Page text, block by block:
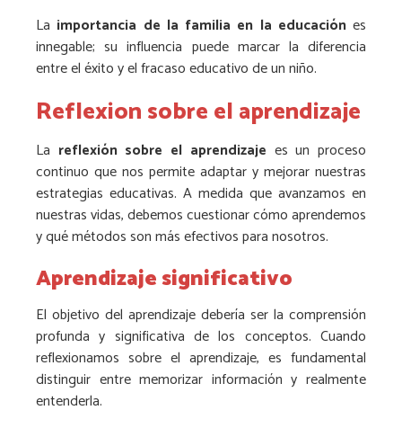
La importancia de la familia en la educaciónes
innegable; su influencia puede marcar la diferencia
entre el éxito y el fracaso educativo de un niño.
Reflexion sobre el aprendizaje
La reflexión sobre el aprendizaje es un proceso
continuo que nos permite adaptar y mejorar nuestras
estrategias educativas. A medida que avanzamos en
nuestras vidas, debemos cuestionar cómo aprendemos
y qué métodos son más efectivos para nosotros.
Aprendizaje significativo
El objetivo del aprendizaje debería ser la comprensión
profunda y significativa de los conceptos. Cuando
reflexionamos sobre el aprendizaje, es fundamental
distinguir entre memorizar información y realmente
entenderla.